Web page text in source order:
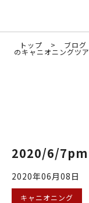
トップ > ブログ
のキャニオニングツ
2020/6/7pm
2020年06月08日
キャニオニング